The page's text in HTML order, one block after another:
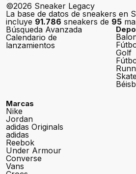
©2026 Sneaker Legacy
La base de datos de sneakers en
incluye 91.786 sneakers de 95
Búsqueda Avanzada
Calendario de
lanzamientos
Golf
Marcas
Nike
Jordan
adidas Originals
adidas
Reebok
Under Armour
Converse
Vans